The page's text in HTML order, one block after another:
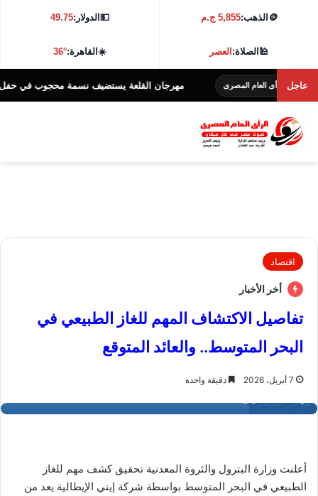
🪙 الذهب:5,855 ج.م 💵الدولار:49.75
🕌الصلاة:العصر ☀️القاهرة:36°
عاجل
الرأى العام المصرى مهرجان القلعة يستضيف نسمة محجوب في حفل غنائي يوم 17
اقتصاد
أخر الأخبار
تفاصيل الاكتشاف المهم للغاز الطبيعي في
البحر المتوسط.. والعائد المتوقع
7 أبريل، 2026 دقيقة واحدة
غاز الطبيعي
أعلنت وزارة البترول والثروة المعدنية تحقيق كشف مهم للغاز
الطبيعي في البحر المتوسط بواسطة شركة إيني الإيطالية يعد من